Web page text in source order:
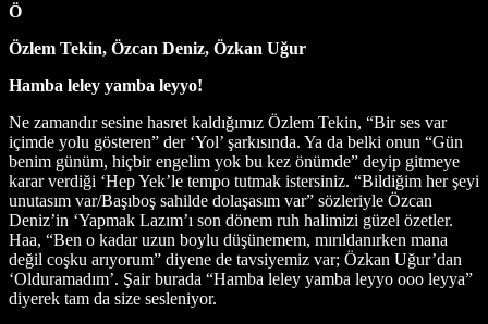
Ö
Özlem Tekin, Özcan Deniz, Özkan Uğur
Hamba leley yamba leyyo!
Ne zamandır sesine hasret kaldığımız Özlem Tekin, “Bir ses var
içimde yolu gösteren” der ‘Yol’ şarkısında. Ya da belki onun “Gün
benim günüm, hiçbir engelim yok bu kez önümde” deyip gitmeye
karar verdiği ‘Hep Yek’le tempo tutmak istersiniz. “Bildiğim her şeyi
unutasım var/Başıboş sahilde dolaşasım var” sözleriyle Özcan
Deniz’in ‘Yapmak Lazım’ı son dönem ruh halimizi güzel özetler.
Haa, “Ben o kadar uzun boylu düşünemem, mırıldanırken mana
değil coşku arıyorum” diyene de tavsiyemiz var; Özkan Uğur’dan
‘Olduramadım’. Şair burada “Hamba leley yamba leyyo ooo leyya”
diyerek tam da size sesleniyor.